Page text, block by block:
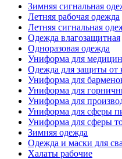
Зимняя сигнальная
Летняя рабочая одежда
Летняя сигнальная
Одежда влагозащитная
Одноразовая одежда
Униформа для
Одежда для защиты от
Униформа для
Униформа для
Униформа для
Униформа для сферы
Униформа для сферы
Зимняя одежда
Одежда и маски для
Халаты рабочие